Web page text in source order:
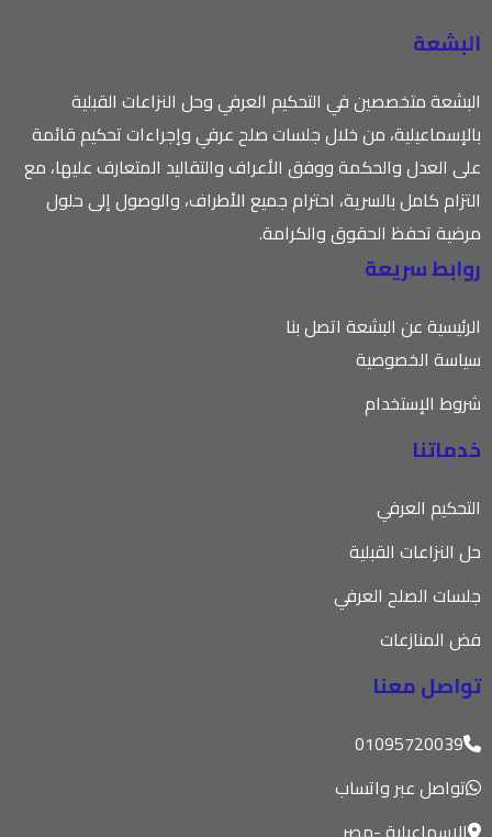
البشعة
البشعة متخصصين في التحكيم العرفي وحل النزاعات القبلية
بالإسماعيلية، من خلال جلسات صلح عرفي وإجراءات تحكيم قائمة
على العدل والحكمة ووفق الأعراف والتقاليد المتعارف عليها، مع
التزام كامل بالسرية، احترام جميع الأطراف، والوصول إلى حلول
مرضية تحفظ الحقوق والكرامة.
روابط سريعة
الرئيسيةعن البشعة اتصل بنا
سياسة الخصوصية
شروط الإستخدام
خدماتنا
التحكيم العرفي
حل النزاعات القبلية
جلسات الصلح العرفي
فض المنازعات
تواصل معنا
01095720039
تواصل عبر واتساب